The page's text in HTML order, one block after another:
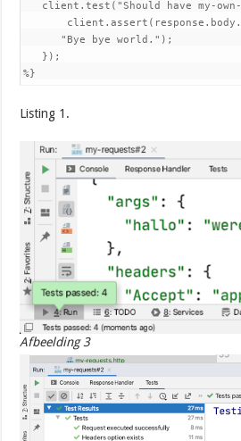
client.test("Should have my-
"Bye bye world.");
});
%}
Listing 1.
Afbeelding 3